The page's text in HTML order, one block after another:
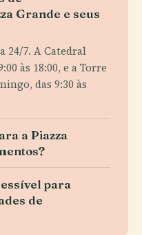
Grande e seus
24/7. A Catedral
às 18:00, e a Torre
das 9:30 às
a Piazza
para
de